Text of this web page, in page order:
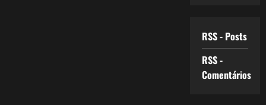
RSS - Posts
RSS -
Comentários